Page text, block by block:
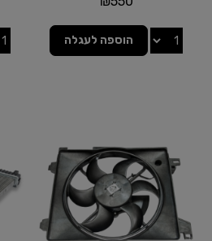
הוספה לעגלה